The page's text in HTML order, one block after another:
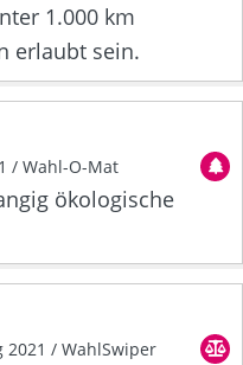
1.000 km
erlaubt sein.
/ Wahl-O-Mat
ökologische
/ WahlSwiper